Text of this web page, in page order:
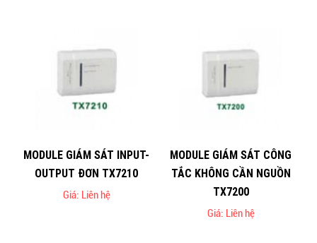
MODULE GIÁM SÁT INPUT-
OUTPUT ĐƠN TX7210
Giá: Liên hệ
MODULE GIÁM SÁT CÔNG
TẮC KHÔNG CẦN NGUỒN
TX7200
Giá: Liên hệ